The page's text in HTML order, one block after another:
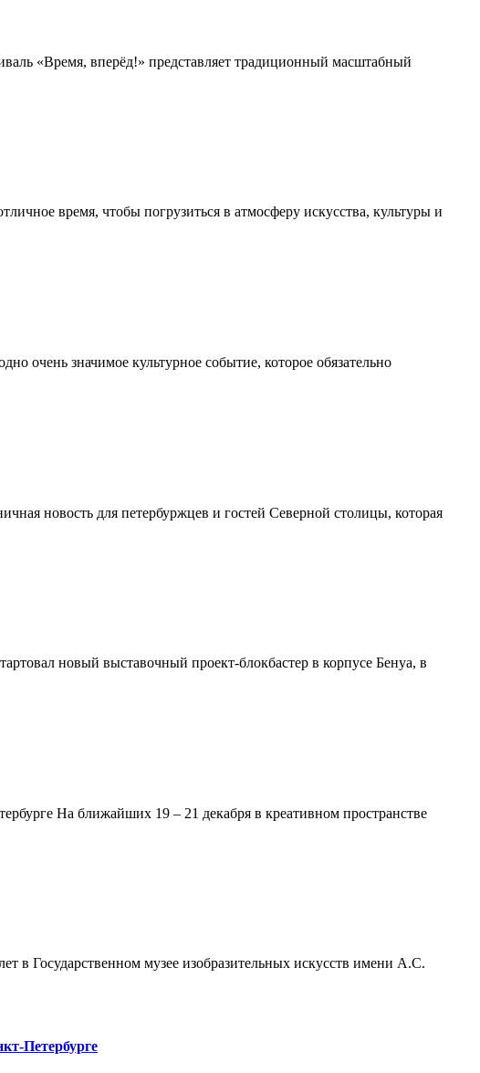
«Время, вперёд!» представляет традиционный масштабный
время, чтобы погрузиться в атмосферу искусства, культуры и
значимое культурное событие, которое обязательно
новость для петербуржцев и гостей Северной столицы, которая
новый выставочный проект-блокбастер в корпусе Бенуа, в
На ближайших 19 – 21 декабря в креативном пространстве
в Государственном музее изобразительных искусств имени А.С.
Петербурге